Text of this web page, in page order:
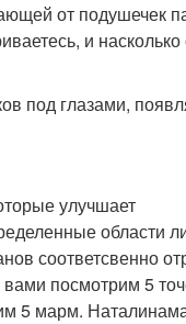
от подушечек
и насколько
под глазами,
улучшает
области
соответсвенно
посмотрим 5
5 марм.